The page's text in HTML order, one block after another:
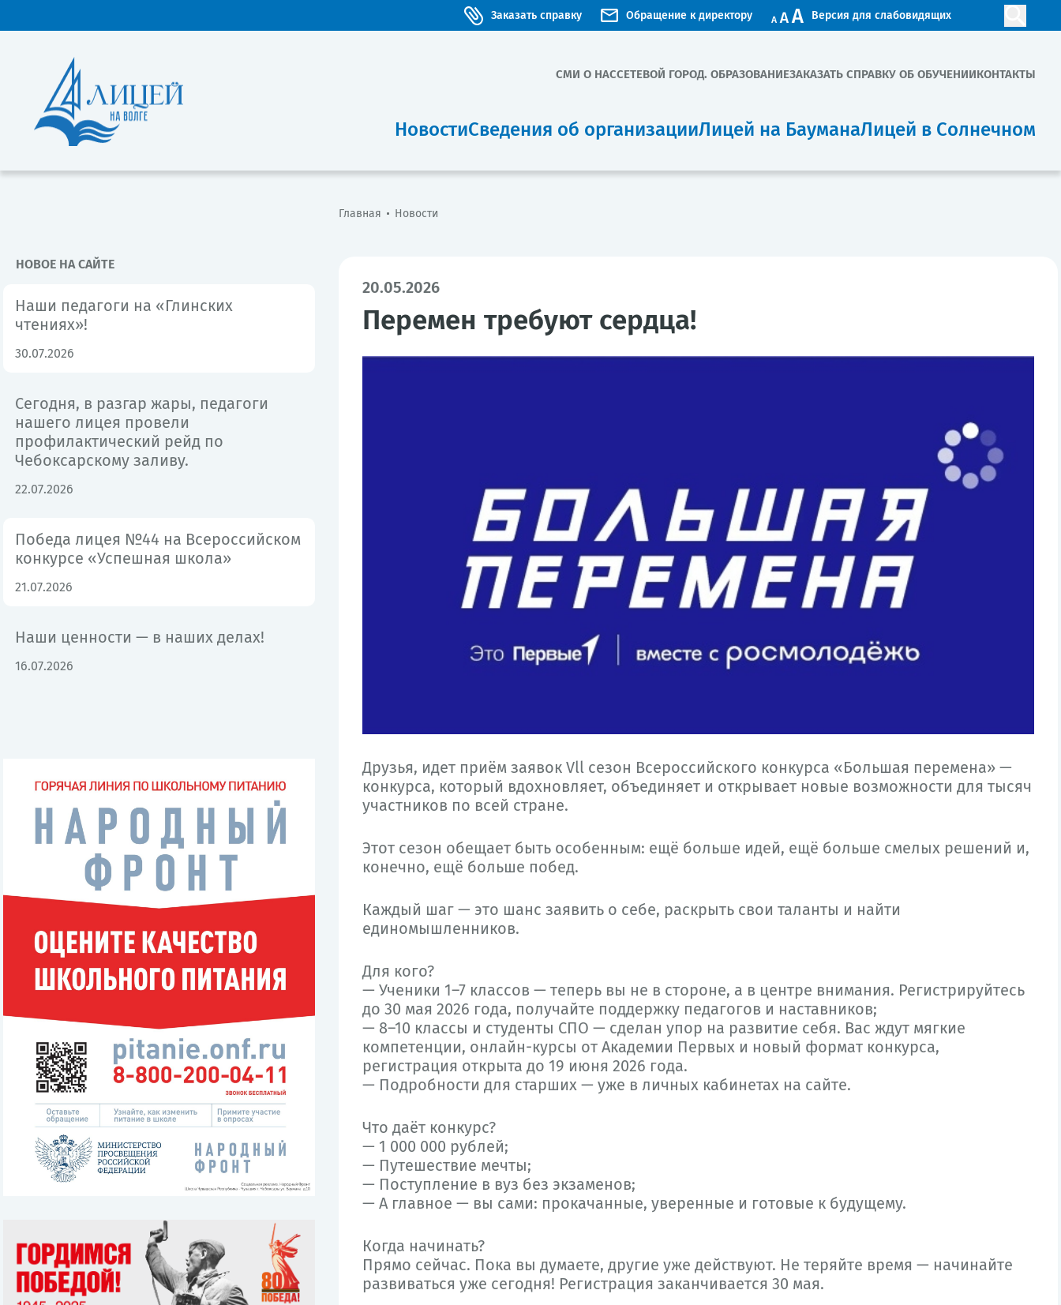
Заказать справку Обращение к директору Версия для слабовидящих
СМИ О НАССЕТЕВОЙ ГОРОД. ОБРАЗОВАНИЕЗАКАЗАТЬ СПРАВКУ ОБ ОБУЧЕНИИКОНТАКТЫ
НовостиСведения об организацииЛицей на БауманаЛицей в Солнечном
Главная Новости
НОВОЕ НА САЙТЕ
Наши педагоги на «Глинских
чтениях»!
30.07.2026
Сегодня, в разгар жары, педагоги
нашего лицея провели
профилактический рейд по
Чебоксарскому заливу.
22.07.2026
Победа лицея №44 на Всероссийском
конкурсе «Успешная школа»
21.07.2026
Наши ценности — в наших делах!
16.07.2026
20.05.2026
Перемен требуют сердца!
Друзья, идет приём заявок Vll сезон Всероссийского конкурса «Большая перемена» —
конкурса, который вдохновляет, объединяет и открывает новые возможности для тысяч
участников по всей стране.
Этот сезон обещает быть особенным: ещё больше идей, ещё больше смелых решений и,
конечно, ещё больше побед.
Каждый шаг — это шанс заявить о себе, раскрыть свои таланты и найти
единомышленников.
Для кого?
— Ученики 1–7 классов — теперь вы не в стороне, а в центре внимания. Регистрируйтесь
до 30 мая 2026 года, получайте поддержку педагогов и наставников;
— 8–10 классы и студенты СПО — сделан упор на развитие себя. Вас ждут мягкие
компетенции, онлайн-курсы от Академии Первых и новый формат конкурса,
регистрация открыта до 19 июня 2026 года.
— Подробности для старших — уже в личных кабинетах на сайте.
Что даёт конкурс?
— 1 000 000 рублей;
— Путешествие мечты;
— Поступление в вуз без экзаменов;
— А главное — вы сами: прокачанные, уверенные и готовые к будущему.
Когда начинать?
Прямо сейчас. Пока вы думаете, другие уже действуют. Не теряйте время — начинайте
развиваться уже сегодня! Регистрация заканчивается 30 мая.